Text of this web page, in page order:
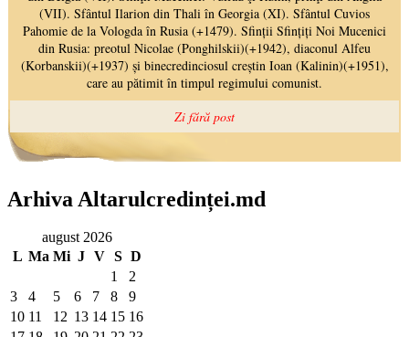
Arhiva Altarulcredinței.md
august 2026
L Ma Mi J V S D
1
2
3
4 5 6 7 8
9
10 11 12 13 14 15 16